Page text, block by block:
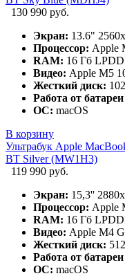
130 990 руб.
Экран: 13.6"
Процессор: Apple
RAM: 16 Гб
Видео: Apple M5
Жесткий диск:
Работа от
ОС: macOS
В корзину
Ультрабук Apple
BT Silver (MW1H3)
119 990 руб.
Экран: 15,3''
Процессор: Apple
RAM: 16 Гб
Видео: Apple M4
Жесткий диск:
Работа от
ОС: macOS